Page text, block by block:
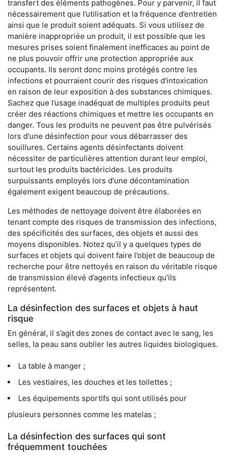
transfert des éléments pathogènes. Pour y parvenir, il faut
nécessairement que l’utilisation et la fréquence d’entretien
ainsi que le produit soient adéquats. Si vous utilisez de
manière inappropriée un produit, il est possible que les
mesures prises soient finalement inefficaces au point de
ne plus pouvoir offrir une protection appropriée aux
occupants. Ils seront donc moins protégés contre les
infections et pourraient courir des risques d'intoxication
en raison de leur exposition à des substances chimiques.
Sachez que l’usage inadéquat de multiples produits peut
créer des réactions chimiques et mettre les occupants en
danger. Tous les produits ne peuvent pas être pulvérisés
lors d'une désinfection pour vous débarrasser des
souillures. Certains agents désinfectants doivent
nécessiter de particulières attention durant leur emploi,
surtout les produits bactéricides. Les produits
surpuissants employés lors d'une décontamination
également exigent beaucoup de précautions.
Les méthodes de nettoyage doivent être élaborées en
tenant compte des risques de transmission des infections,
des spécificités des surfaces, des objets et aussi des
moyens disponibles. Notez qu’il y a quelques types de
surfaces et objets qui doivent faire l’objet de beaucoup de
recherche pour être nettoyés en raison du véritable risque
de transmission élevé d’agents infectieux qu’ils
représentent.
La désinfection des surfaces et objets à haut
risque
En général, il s’agit des zones de contact avec le sang, les
selles, la peau sans oublier les autres liquides biologiques.
La table à manger ;
Les vestiaires, les douches et les toilettes ;
Les équipements sportifs qui sont utilisés pour
plusieurs personnes comme les matelas ;
La désinfection des surfaces qui sont
fréquemment touchées